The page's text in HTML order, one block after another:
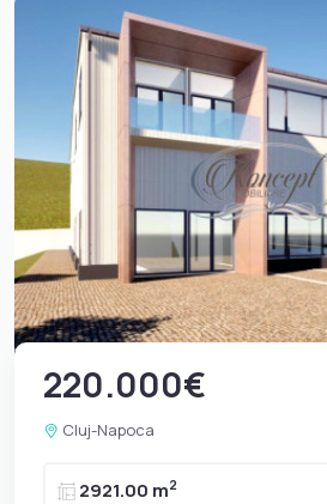
220.000€
Cluj-Napoca
2921.00 m2